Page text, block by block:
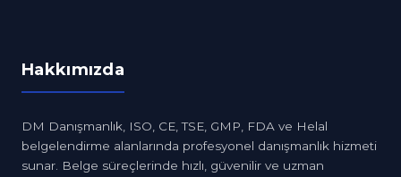
Hakkımızda
DM Danışmanlık, ISO, CE, TSE, GMP, FDA ve Helal
belgelendirme alanlarında profesyonel danışmanlık hizmeti
sunar. Belge süreçlerinde hızlı, güvenilir ve uzman